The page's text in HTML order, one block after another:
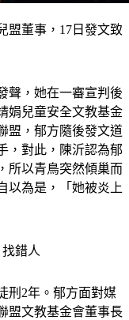
盟董事，17日發文致
聲，她在一審宣判後
娟兒童安全文教基金
盟，郁方隨後發文道
，對此，陳沂認為郁
所以青鳥突然傾巢而
以為是，「她被炎上
錯人
刑2年。郁方面對媒
盟文教基金會董事長